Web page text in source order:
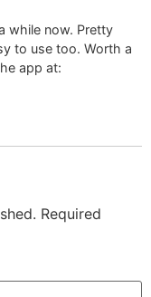
while now. Pretty
to use too. Worth a
app at:
Required